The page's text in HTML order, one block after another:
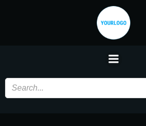
Saltar
contenido